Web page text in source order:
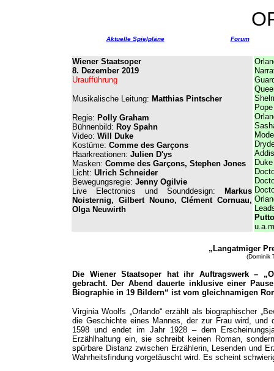
Aktuelle Spielpläne Forum
Wiener Staatsoper
8. Dezember 2019
Uraufführung
Musikalische Leitung: Matthias Pintscher
Regie: Polly Graham
Bühnenbild: Roy Spahn
Video: Will Duke
Kostüme: Comme des Garçons
Haarkreationen: Julien D'ys
Masken: Comme des Garçons, Stephen Jones
Licht: Ulrich Schneider
Bewegungsregie: Jenny Ogilvie
Live Electronics und Sounddesign:
Markus
Noisternig, Gilbert Nouno, Clément Cornuau,
Olga Neuwirth
„Langatmiger
(Dominik
Die Wiener Staatsoper hat ihr Auftragswerk –
gebracht. Der Abend dauerte inklusive einer
Biographie in 19 Bildern“ ist vom gleichnamigen
Virginia Woolfs „Orlando“ erzählt als biographischer
die Geschichte eines Mannes, der zur Frau wird,
1598 und endet im Jahr 1928 – dem
Erzählhaltung ein, sie schreibt keinen Roman,
spürbare Distanz zwischen Erzählerin, Lesenden und
Wahrheitsfindung vorgetäuscht wird. Es scheint